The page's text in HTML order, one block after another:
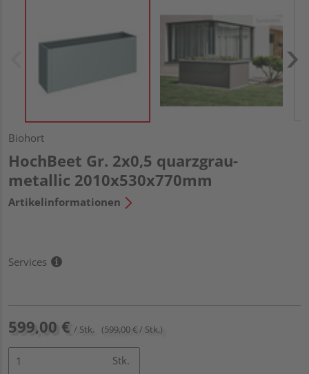
Biohort
HochBeet Gr. 2x0,5 quarzgrau-
metallic 2010x530x770mm
Artikelinformationen
Services
599,00 € / Stk. (599,00 € / Stk.)
Stk.